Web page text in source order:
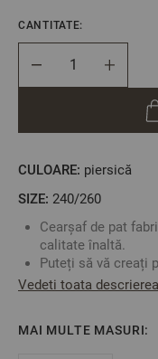
CULOARE: piersică
SIZE: 240/260
Cearșaf de pat
calitate înaltă.
Puteți să vă creați
de pat cu oricare
Culoare: Piersica
Vedeti toata descrierea
MAI MULTE MASURI:
CANTITATE: